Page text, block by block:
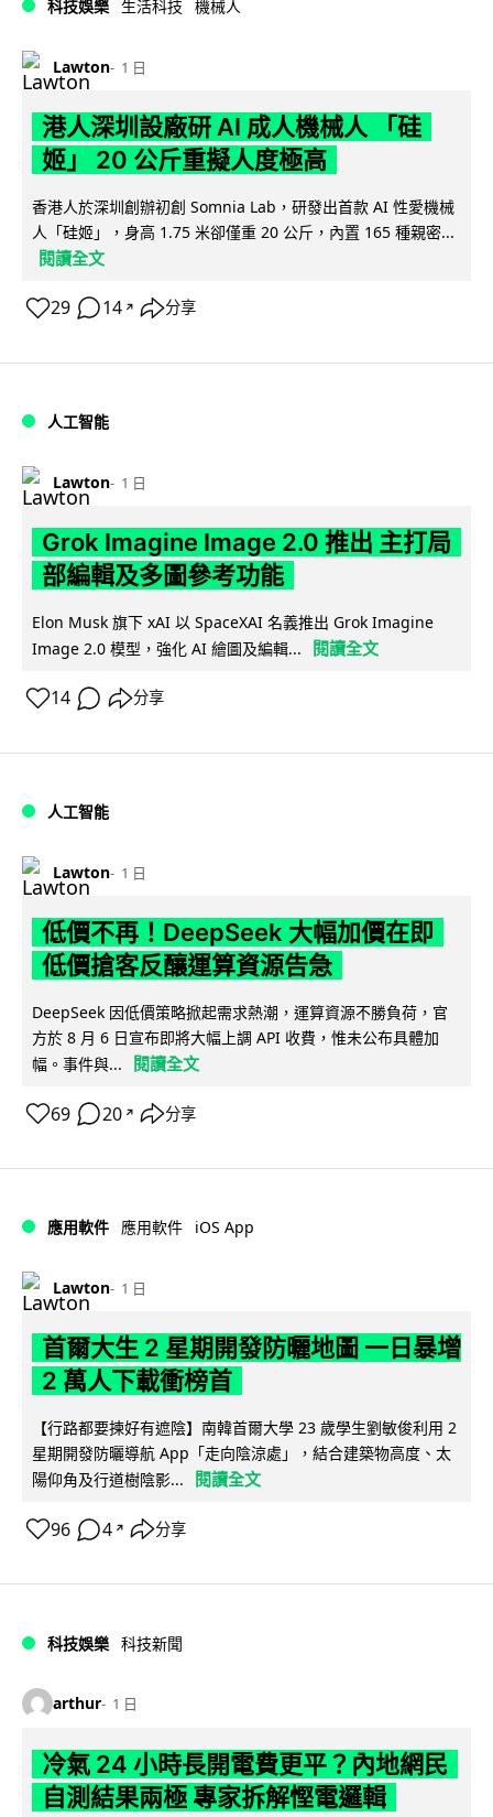
科技娛樂 生活科技 機械人
Lawton 1 日
港人深圳設廠研 AI 成人機械人 「硅
姬」 20 公斤重擬人度極高
香港人於深圳創辦初創 Somnia Lab，研發出首款 AI 性愛機械
人「硅姬」，身高 1.75 米卻僅重 20 公斤，內置 165 種親密...
閱讀全文
29 14 ↗ 分享
人工智能
Lawton 1 日
Grok Imagine Image 2.0 推出 主打局
部編輯及多圖參考功能
Elon Musk 旗下 xAI 以 SpaceXAI 名義推出 Grok Imagine
Image 2.0 模型，強化 AI 繪圖及編輯...
閱讀全文
14 分享
人工智能
Lawton 1 日
低價不再！DeepSeek 大幅加價在即
低價搶客反釀運算資源告急
DeepSeek 因低價策略掀起需求熱潮，運算資源不勝負荷，官
方於 8 月 6 日宣布即將大幅上調 API 收費，惟未公布具體加
幅。事件與...
閱讀全文
69 20 ↗ 分享
應用軟件 應用軟件 iOS App
Lawton 1 日
首爾大生 2 星期開發防曬地圖 一日暴增
2 萬人下載衝榜首
【行路都要揀好有遮陰】南韓首爾大學 23 歲學生劉敏俊利用 2
星期開發防曬導航 App「走向陰涼處」，結合建築物高度、太
陽仰角及行道樹陰影...
閱讀全文
96 4 ↗ 分享
科技娛樂 科技新聞
arthur 1 日
冷氣 24 小時長開電費更平？內地網民
自測結果兩極 專家拆解慳電邏輯